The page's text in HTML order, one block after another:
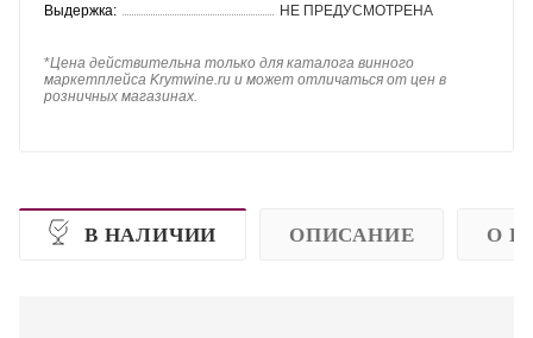
Выдержка:
НЕ ПРЕДУСМОТРЕНА
*Цена действительна только для каталога винного
маркетплейса Krymwine.ru и может отличаться от цен в
розничных магазинах.
В НАЛИЧИИ ОПИСАНИЕ О